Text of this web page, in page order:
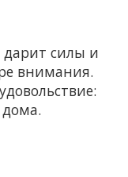
силы и
внимания.
дома.